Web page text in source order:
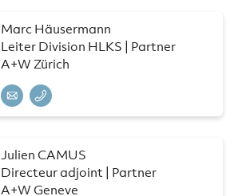
Marc Häusermann
Leiter Division HLKS | Partner
A+W Zürich
Julien CAMUS
Directeur adjoint | Partner
A+W Geneve